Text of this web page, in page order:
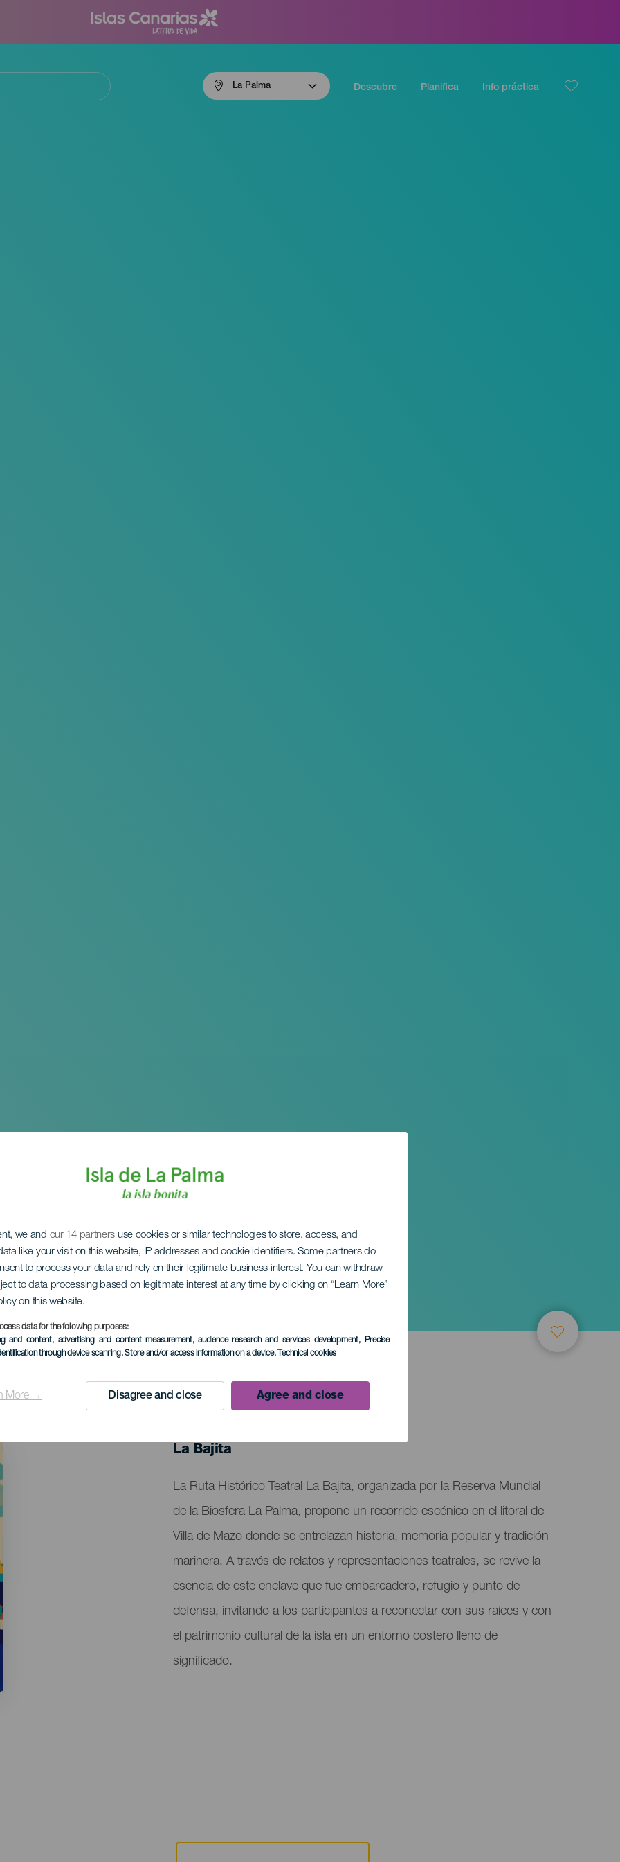
we and our 14 partners use cookies or similar technologies to store, access, and
like your visit on this website, IP addresses and cookie identifiers. Some partners do
to process your data and rely on their legitimate business interest. You can withdraw
to data processing based on legitimate interest at any time by clicking on “Learn More”
on this website.
data for the following purposes:
and content, advertising and content measurement, audience research and services development, Precise
through device scanning, Store and/or access information on a device, Technical cookies
More → Disagree and close Agree and close
La Palma Descubre Planifica Info práctica
teatral
EVENTO PASADO
Localidad
La Bajita
Descripción
del
evento
La Ruta Histórico Teatral La Bajita, organizada por la Reserva Mundial
de la Biosfera La Palma, propone un recorrido escénico en el litoral de
Villa de Mazo donde se entrelazan historia, memoria popular y tradición
marinera. A través de relatos y representaciones teatrales, se revive la
esencia de este enclave que fue embarcadero, refugio y punto de
defensa, invitando a los participantes a reconectar con sus raíces y con
el patrimonio cultural de la isla en un entorno costero lleno de
significado.